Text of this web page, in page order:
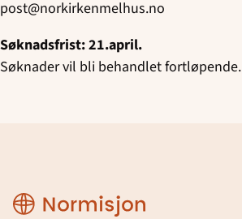
post@norkirkenmelhus.no
Søknadsfrist: 21.april.
Søknader vil bli behandlet fortløpende.
Normisjon